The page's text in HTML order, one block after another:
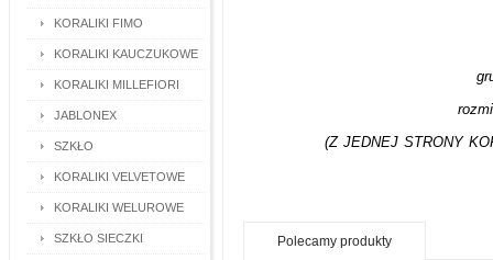
KORALIKI FIMO
KORALIKI KAUCZUKOWE
KORALIKI MILLEFIORI
JABLONEX
SZKŁO
KORALIKI VELVETOWE
KORALIKI WELUROWE
SZKŁO SIECZKI
(Z JEDNEJ STRONY
Polecamy produkty